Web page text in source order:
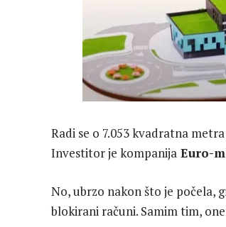
Radi se o 7.053 kvadratna
Investitor je kompanija Euro-
No, ubrzo nakon što je počela,
blokirani računi. Samim tim,